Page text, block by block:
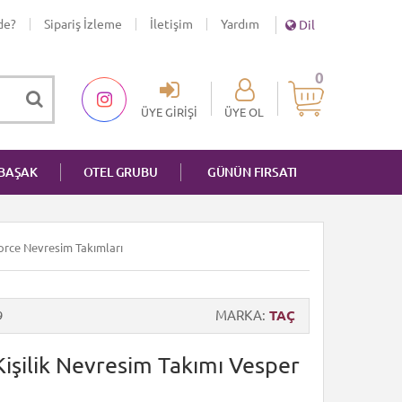
Sipariş İzleme İletişim Yardım Dil
0
ÜYE GIRIŞI ÜYE OL
OTEL GRUBU GÜNÜN FIRSATI
Nevresim Takımları
MARKA TAÇ
Nevresim Takımı Vesper